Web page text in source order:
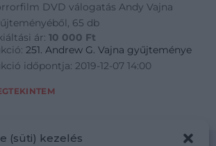
(süti) kezelés
DVD válogatás Andy Vajna
65 db
ár:10 000 Ft
251. Andrew G. Vajna gyűjteménye
időpontja: 2019-12-07 14:00